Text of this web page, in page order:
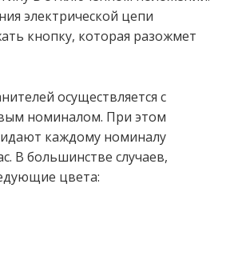
электрической цепи
кнопку, которая разожмет
осуществляется с
номиналом. При этом
каждому номиналу
В большинстве случаев,
цвета: